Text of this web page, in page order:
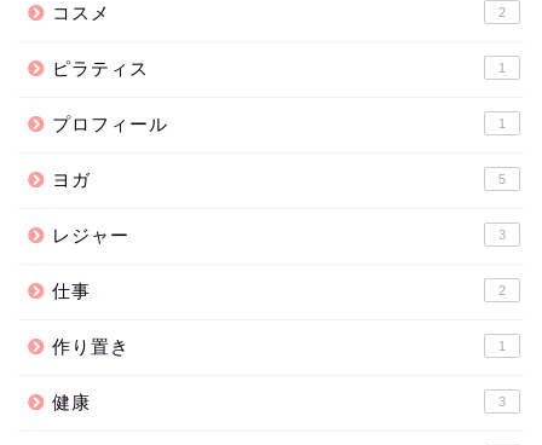
コスメ 2
ピラティス 1
プロフィール 1
ヨガ 5
レジャー 3
仕事 2
作り置き 1
健康 3